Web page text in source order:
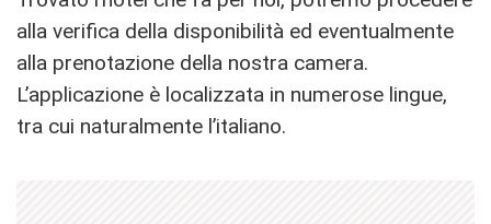
alla verifica della disponibilità ed eventualmente
alla prenotazione della nostra camera.
L’applicazione è localizzata in numerose lingue,
tra cui naturalmente l’italiano.